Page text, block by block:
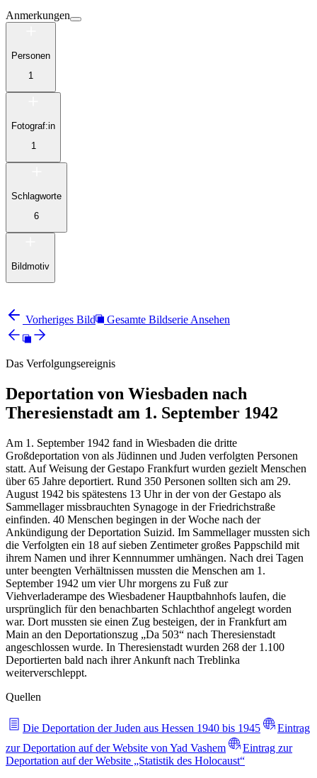
Anmerkungen
Personen
1
Fotograf:in
1
Schlagworte
6
Bildmotiv
Vorheriges Bild Gesamte Bildserie Ansehen
Das Verfolgungsereignis
Deportation von Wiesbaden nach
Theresienstadt am 1. September 1942
Am 1. September 1942 fand in Wiesbaden die dritte
Großdeportation von als Jüdinnen und Juden verfolgten Personen
statt. Auf Weisung der Gestapo Frankfurt wurden gezielt Menschen
über 65 Jahre deportiert. Rund 350 Personen sollten sich am 29.
August 1942 bis spätestens 13 Uhr in der von der Gestapo als
Sammellager missbrauchten Synagoge in der Friedrichstraße
einfinden. 40 Menschen begingen in der Woche nach der
Ankündigung der Deportation Suizid. Im Sammellager mussten sich
die Verfolgten ein 18 auf sieben Zentimeter großes Pappschild mit
ihrem Namen und ihrer Kennnummer umhängen. Nach drei Tagen
unter beengten Verhältnissen mussten die Menschen am 1.
September 1942 um vier Uhr morgens zu Fuß zur
Viehverladerampe des Wiesbadener Hauptbahnhofs laufen, die
ursprünglich für den benachbarten Schlachthof angelegt worden
war. Dort mussten sie einen Zug besteigen, der in Frankfurt am
Main an den Deportationszug „Da 503“ nach Theresienstadt
angeschlossen wurde. In Theresienstadt wurden 268 der 1.100
Deportierten bald nach ihrer Ankunft nach Treblinka
weiterverschleppt.
Quellen
Die Deportation der Juden aus Hessen 1940 bis 1945
Eintrag
zur Deportation auf der Website von Yad Vashem
Eintrag zur
Deportation auf der Website „Statistik des Holocaust“